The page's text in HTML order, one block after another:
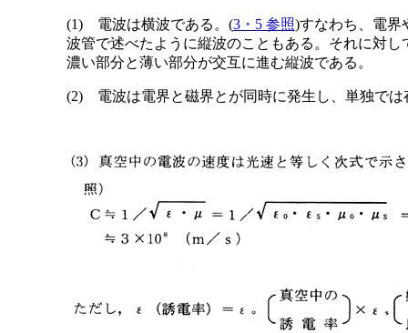
(1) 電波は横波である。(3・5 参照)すなわち、電界
波管で述べたように縦波のこともある。それに対
濃い部分と薄い部分が交互に進む縦波である。
(2) 電波は電界と磁界とが同時に発生し、単独では